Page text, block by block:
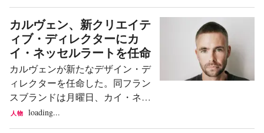
ョンはミラノを見限ったのか？」
という厳しい問いを投げかける結
果となった。 その答えは、ミラ
ノ・ファッションウィークが公式
に閉幕する前から明らかであっ
た。業界の関心はすでにパリへと
移っていたからだ。これはミラノ
にとって些細なことではない。注
目度、オーディエンス、そして文
ファッションのカレンダーにおけ
る重要なイベントとして、この見
本市はプレゼンテーションと演出
を独自の方法で融合させ、来たる
べきコレクションやストリートス
タイルの潮流をいち早く方向付け
ている。特に夏の開催は、6月の
フィレンツェ特有の猛暑という厳
しい条件下で行われるのが常であ
カルヴェン、新クリエイテ
ィブ・ディレクターにカ
イ・ネッセルラートを任命
カルヴェンが新たなデザイン・デ
ィレクターを任命した。同フラン
スブランドは月曜日、カイ・ネッ
セルラートをクリエイティブ責任
人物 loading...